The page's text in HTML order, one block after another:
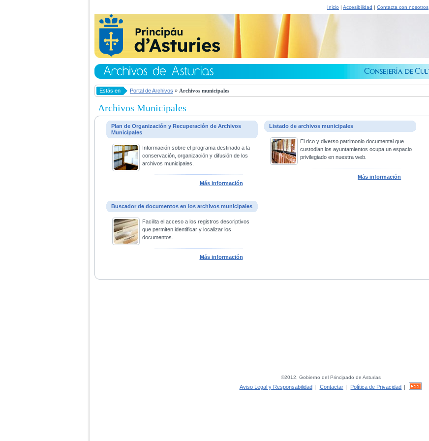
Inicio | Accesibilidad | Contacta con nosotros
Estás en Portal de Archivos » Archivos municipales
Archivos Municipales
Plan de Organización y Recuperación de Archivos
Municipales
Información sobre el programa destinado a la
conservación, organización y difusión de los
archivos municipales.
Más información
Listado de archivos municipales
El rico y diverso patrimonio documental que
custodian los ayuntamientos ocupa un espacio
privilegiado en nuestra web.
Más información
Buscador de documentos en los archivos municipales
Facilita el acceso a los registros descriptivos
que permiten identificar y localizar los
documentos.
Más información
©2012, Gobierno del Principado de Asturias
Aviso Legal y Responsabilidad | Contactar | Política de Privacidad |